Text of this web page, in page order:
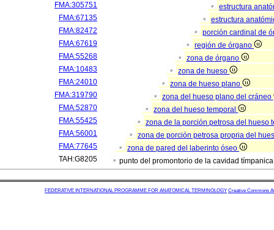
FMA:305751
estructura
FMA:67135
estructura
FMA:82472
porción cardinal de
FMA:67619
región de órgano
FMA:55268
zona de órgano
FMA:10483
zona de hueso
FMA:24010
zona de hueso plano
FMA:319790
zona del hueso plano del cráneo
FMA:52870
zona del hueso temporal
FMA:55425
zona de la porción petrosa del hueso
FMA:56001
zona de porción petrosa propria del
FMA:77645
zona de pared del laberinto óseo
TAH:G8205
punto del promontorio de la cavidad
FEDERATIVE INTERNATIONAL PROGRAMME FOR ANATOMICAL TERMINOLOGY Creative Commons